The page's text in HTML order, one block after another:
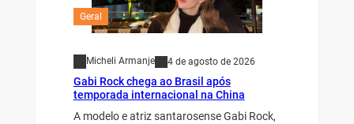
Geral
Micheli Armanje 4 de agosto de 2026
Gabi Rock chega ao Brasil após
temporada internacional na China
A modelo e atriz santarosense Gabi Rock,